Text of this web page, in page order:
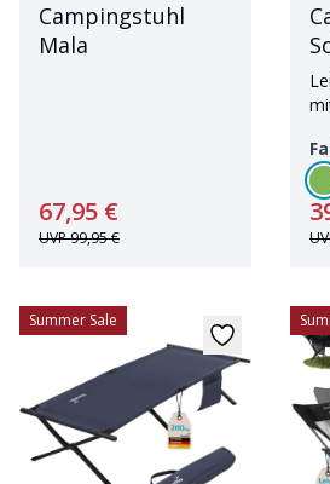
Campingstuhl
Mala
67,95 €
UVP99,95 €
Summer Sale